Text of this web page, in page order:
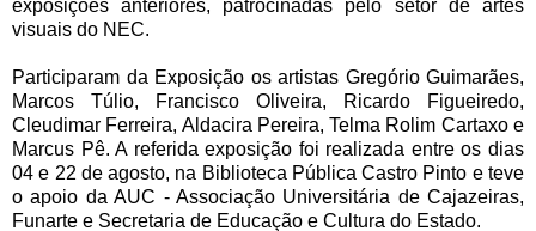
exposições anteriores, patrocinadas pelo setor de artes
visuais do NEC.
Participaram da Exposição os artistas Gregório Guimarães,
Marcos Túlio, Francisco Oliveira, Ricardo Figueiredo,
Cleudimar Ferreira, Aldacira Pereira, Telma Rolim Cartaxo e
Marcus Pê. A referida exposição foi realizada entre os dias
04 e 22 de agosto, na Biblioteca Pública Castro Pinto e teve
o apoio da AUC - Associação Universitária de Cajazeiras,
Funarte e Secretaria de Educação e Cultura do Estado.